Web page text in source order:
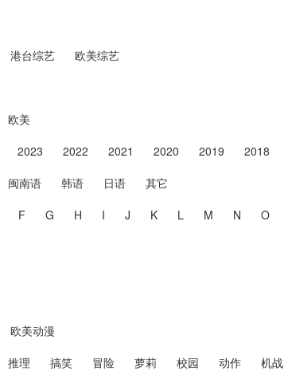
港台综艺 欧美综艺
欧美
2023 2022 2021 2020 2019 2018
闽南语 韩语 日语 其它
F G H I J K L M N O
欧美动漫
推理 搞笑 冒险 萝莉 校园 动作 机战